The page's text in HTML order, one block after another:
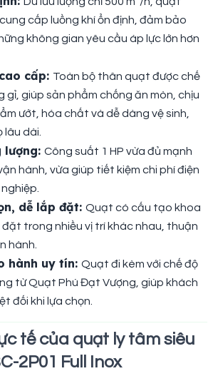
cấp luồng khí ổn định, đảm bảo
không gian yêu cầu áp lực lớn hơn
cấp: Toàn bộ thân quạt được chế
gỉ, giúp sản phẩm chống ăn mòn, chịu
ướt, hóa chất và dễ dàng vệ sinh,
dài.
lượng: Công suất 1 HP vừa đủ mạnh
hành, vừa giúp tiết kiệm chi phí điện
dễ lắp đặt: Quạt có cấu tạo khoa
đặt trong nhiều vị trí khác nhau, thuận
hành.
hành uy tín: Quạt đi kèm với chế độ
từ Quạt Phú Đạt Vượng, giúp khách
đối khi lựa chọn.
tế của quạt ly tâm siêu
2P01 Full Inox